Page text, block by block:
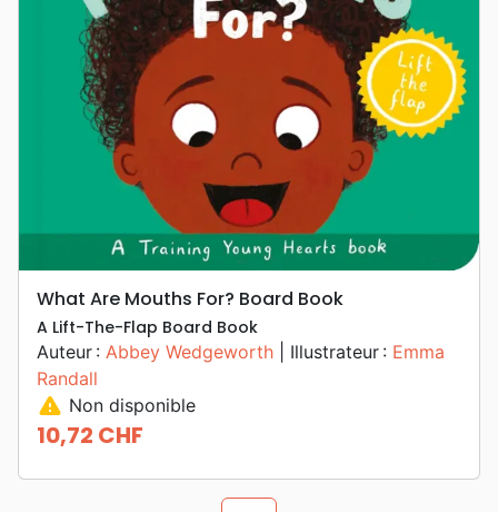
What Are Mouths For? Board Book
A Lift-The-Flap Board Book
Auteur : Abbey Wedgeworth | Illustrateur : Emma
Randall
warning Non disponible
Prix
10,72 CHF